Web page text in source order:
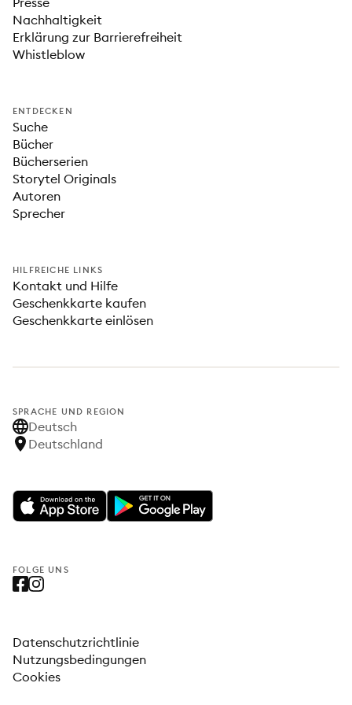
Nachhaltigkeit
Erklärung zur Barrierefreiheit
Whistleblow
ENTDECKEN
Suche
Bücher
Bücherserien
Storytel Originals
Autoren
Sprecher
HILFREICHE LINKS
Kontakt und Hilfe
Geschenkkarte kaufen
Geschenkkarte einlösen
SPRACHE UND REGION
Deutsch
Deutschland
FOLGE UNS
Datenschutzrichtlinie
Nutzungsbedingungen
Cookies